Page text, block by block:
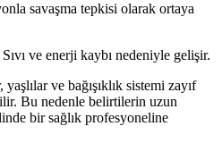
savaşma tepkisi olarak ortaya
Sıvı ve enerji kaybı nedeniyle gelişir.
ve bağışıklık sistemi zayıf
Bu nedenle belirtilerin uzun
bir sağlık profesyoneline